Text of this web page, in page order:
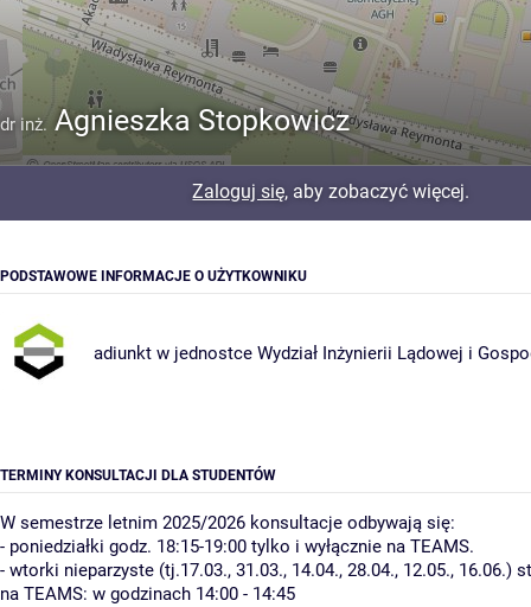
dr inż. Agnieszka Stopkowicz
Zaloguj się, aby zobaczyć więcej.
PODSTAWOWE INFORMACJE O UŻYTKOWNIKU
adiunkt w jednostce Wydział Inżynierii Lądowej i
TERMINY KONSULTACJI DLA STUDENTÓW
W semestrze letnim 2025/2026 konsultacje odbywają się:
- poniedziałki godz. 18:15-19:00 tylko i wyłącznie na TEAMS.
- wtorki nieparzyste (tj.17.03., 31.03., 14.04., 28.04., 12.05., 16.06.)
na TEAMS: w godzinach 14:00 - 14:45